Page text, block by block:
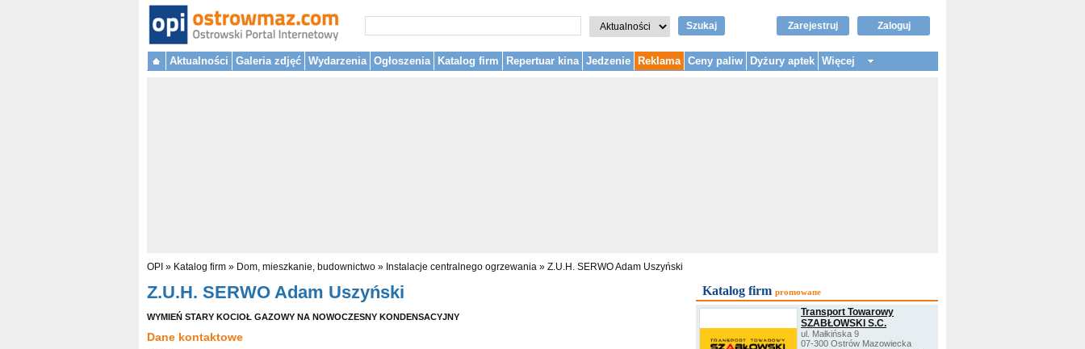
Szukaj Zaloguj
Zarejestruj
Aktualności Galeria zdjęć Wydarzenia Ogłoszenia Katalog firm Repertuar kina Jedzenie Reklama Ceny paliw Dyżury aptek Więcej
OPI » Katalog firm » Dom, mieszkanie, budownictwo » Instalacje centralnego ogrzewania » Z.U.H. SERWO Adam Uszyński
Z.U.H. SERWO Adam Uszyński
WYMIEŃ STARY KOCIOŁ GAZOWY NA NOWOCZESNY KONDENSACYJNY
Dane kontaktowe
Katalog firm promowane
Transport Towarowy
SZABŁOWSKI S.C.
ul. Małkińska 9
07-300 Ostrów Mazowiecka